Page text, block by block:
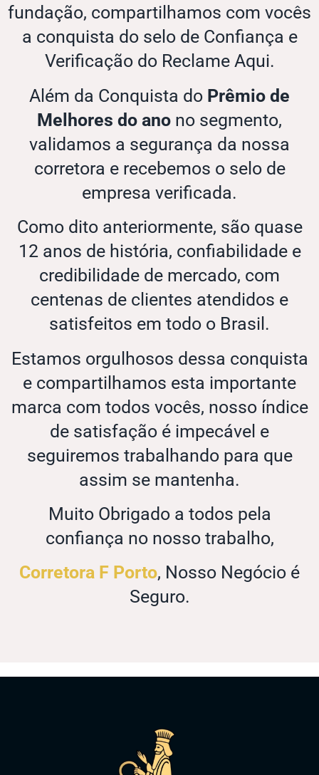
fundação, compartilhamos com vocês
a conquista do selo de Confiança e
Verificação do Reclame Aqui.
Além da Conquista do Prêmio de
Melhores do ano no segmento,
validamos a segurança da nossa
corretora e recebemos o selo de
empresa verificada.
Como dito anteriormente, são quase
12 anos de história, confiabilidade e
credibilidade de mercado, com
centenas de clientes atendidos e
satisfeitos em todo o Brasil.
Estamos orgulhosos dessa conquista
e compartilhamos esta importante
marca com todos vocês, nosso índice
de satisfação é impecável e
seguiremos trabalhando para que
assim se mantenha.
Muito Obrigado a todos pela
confiança no nosso trabalho,
Corretora F Porto, Nosso Negócio é
Seguro.